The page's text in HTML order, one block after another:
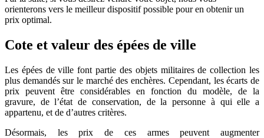
orienterons vers le meilleur dispositif possible pour en obtenir un
prix optimal.
Cote et valeur des épées de ville
Les épées de ville font partie des objets militaires de collection les
plus demandés sur le marché des enchères. Cependant, les écarts de
prix peuvent être considérables en fonction du modèle, de la
gravure, de l’état de conservation, de la personne à qui elle a
appartenu, et de d’autres critères.
Désormais, les prix de ces armes peuvent augmenter